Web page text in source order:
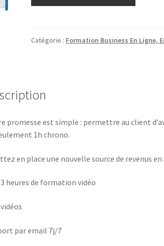
Catégorie : Formation Business En Ligne,
promesse est simple : permettre au client
1h chrono.
en place une nouvelle source de revenus en
heures de formation vidéo
par email 7j/7